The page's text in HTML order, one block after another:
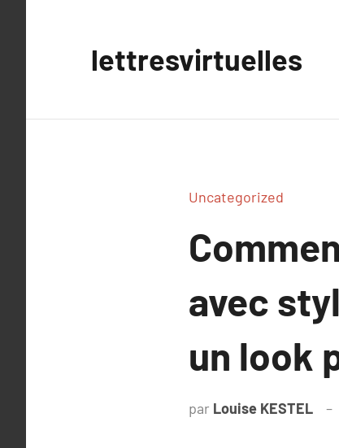
lettresvirtuelles
Uncategorized
avec
un look
par Louise KESTEL